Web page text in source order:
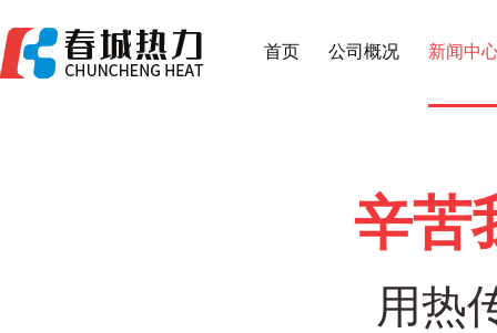
首页 公司概况 新闻中
辛苦
用热